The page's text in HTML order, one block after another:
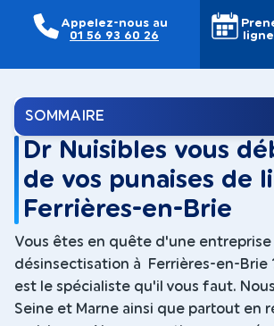
Appelez-nous au
01 56 93 60 26
ligne
SOMMAIRE
Dr Nuisibles vous
de vos punaises de
Ferrières-en-Brie
Vous êtes en quête d'une entreprise
désinsectisation à Ferrières-en-Brie
est le spécialiste qu'il vous faut.
Seine et Marne ainsi que partout en